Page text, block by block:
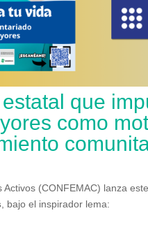
que
como
(CONFEMAC) lanza
, bajo el inspirador lema: